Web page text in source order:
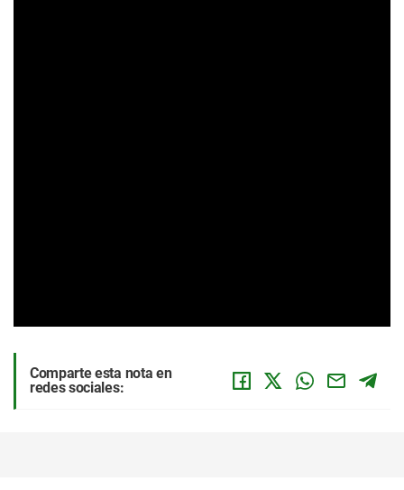
Comparte esta nota en
redes sociales: